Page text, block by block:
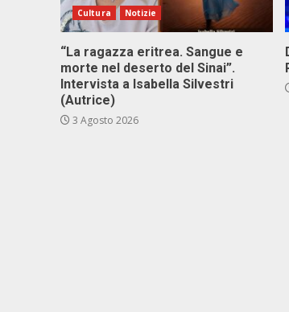
Cultura Notizie
“La ragazza eritrea. Sangue e
morte nel deserto del Sinai”.
Intervista a Isabella Silvestri
(Autrice)
3 Agosto 2026